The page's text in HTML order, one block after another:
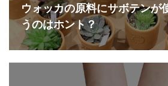
ウォッカの原料にサボテンが
うのはホント？